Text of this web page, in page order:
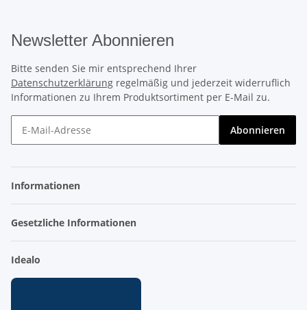
Newsletter Abonnieren
Bitte senden Sie mir entsprechend Ihrer
Datenschutzerklärung regelmäßig und jederzeit widerruflich
Informationen zu Ihrem Produktsortiment per E-Mail zu.
Abonnieren
Informationen
Gesetzliche Informationen
Idealo